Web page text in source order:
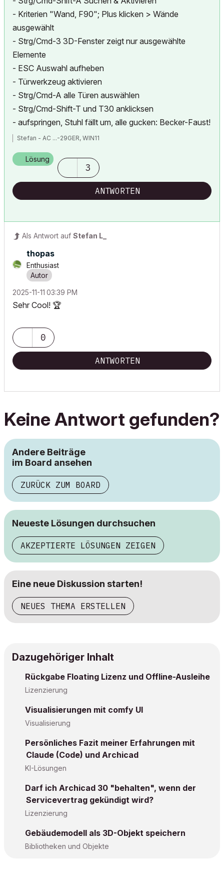
- Kriterien "Wand, F90"; Plus klicken > Wände
ausgewählt
- Strg/Cmd-3 3D-Fenster zeigt nur ausgewählte
Elemente
- ESC Auswahl aufheben
- Türwerkzeug aktivieren
- Strg/Cmd-A alle Türen auswählen
- Strg/Cmd-Shift-T und T30 anklicksen
- aufspringen, Stuhl fällt um, alle gucken: Becker-Faust!
Stefan - AC ...-29GER, WIN11
Lösung
3
ANTWORTEN
Als Antwort auf Stefan L_
thopas
Enthusiast
‎2025-11-11 03:39 PM
Sehr Cool! 🏆
0
ANTWORTEN
Keine Antwort gefunden?
Andere Beiträge
im Board ansehen
ZURÜCK ZUM BOARD
Neueste Lösungen durchsuchen
AKZEPTIERTE LÖSUNGEN ZEIGEN
Eine neue Diskussion starten!
NEUES THEMA ERSTELLEN
Dazugehöriger Inhalt
Rückgabe Floating Lizenz und Offline-Ausleihe
Lizenzierung
Visualisierungen mit comfy UI
Visualisierung
Persönliches Fazit meiner Erfahrungen mit
Claude (Code) und Archicad
KI-Lösungen
Darf ich Archicad 30 "behalten", wenn der
Servicevertrag gekündigt wird?
Lizenzierung
Gebäudemodell als 3D-Objekt speichern
Bibliotheken und Objekte